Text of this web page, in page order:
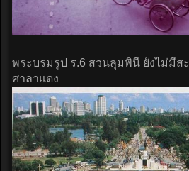
พระบรมรูป ร.6 สวนลุมพินี ยังไม่มี
ศาลาแดง